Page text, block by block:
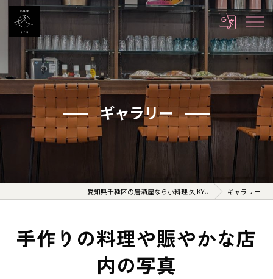
ギャラリー
愛知県千種区の居酒屋なら小料理 久 KYU ギャラリー
手作りの料理や賑やかな店
内の写真